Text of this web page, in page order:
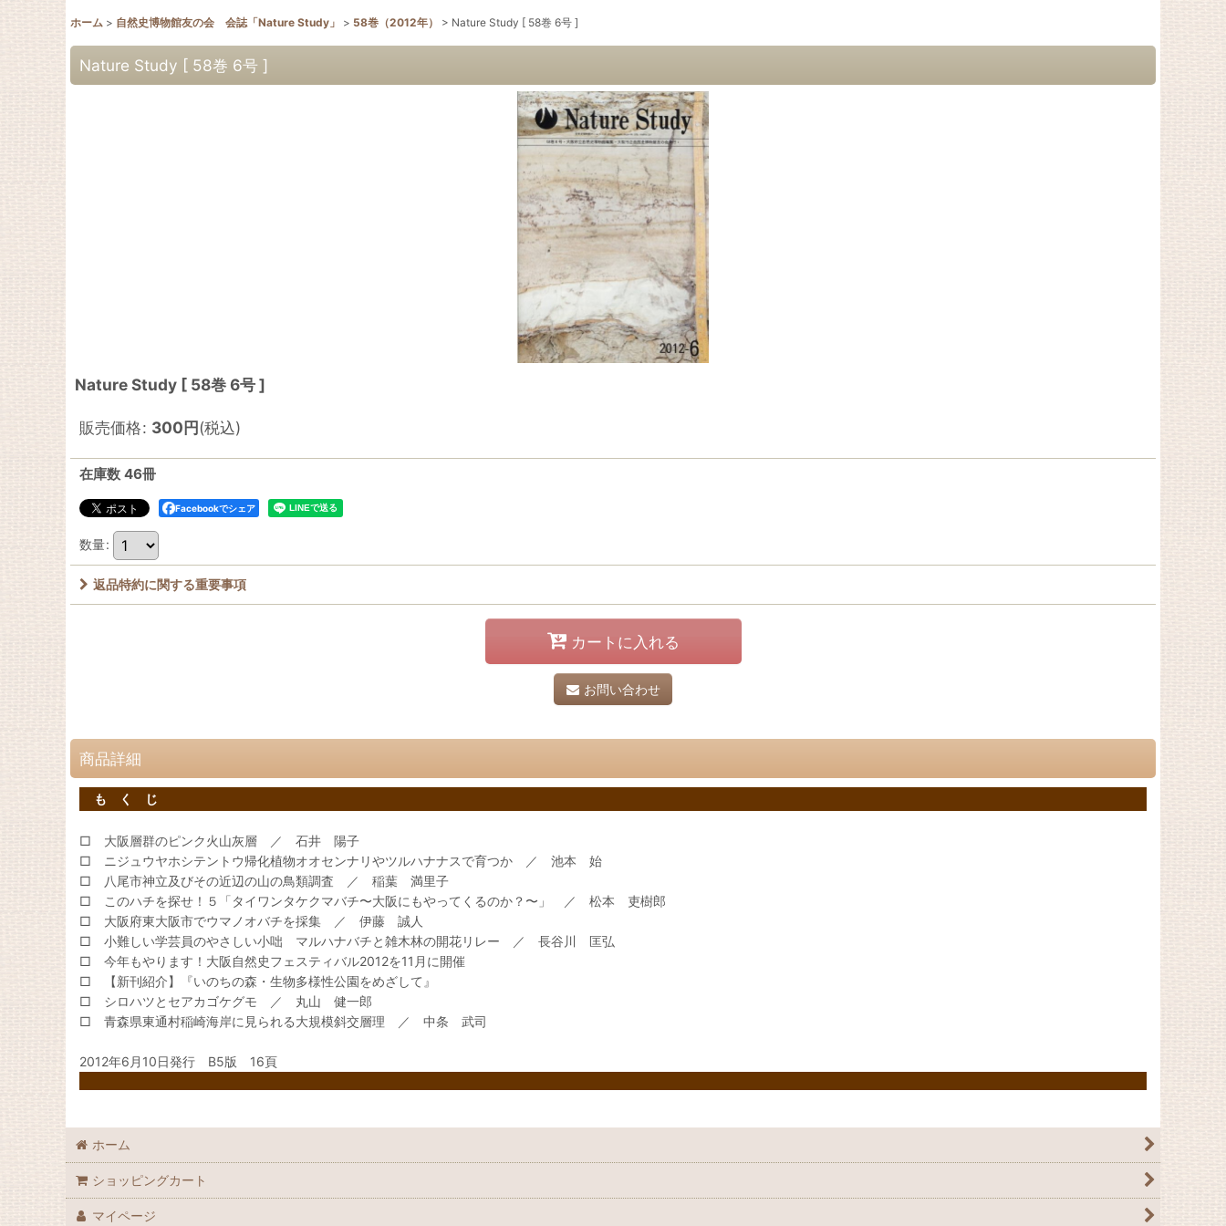
ホーム > 自然史博物館友の会 会誌「Nature Study」 > 58巻（2012年） > Nature Study [ 58巻 6号 ]
Nature Study [ 58巻 6号 ]
Nature Study [ 58巻 6号 ]
販売価格: 300円(税込)
在庫数 46冊
Facebookでシェア
数量:
返品特約に関する重要事項
カートに入れる
お問い合わせ
商品詳細
も く じ
□ 大阪層群のピンク火山灰層 ／ 石井 陽子
□ ニジュウヤホシテントウ帰化植物オオセンナリやツルハナナスで育つか ／ 池本 始
□ 八尾市神立及びその近辺の山の鳥類調査 ／ 稲葉 満里子
□ このハチを探せ！５「タイワンタケクマバチ〜大阪にもやってくるのか？〜」 ／ 松本 吏樹郎
□ 大阪府東大阪市でウマノオバチを採集 ／ 伊藤 誠人
□ 小難しい学芸員のやさしい小咄 マルハナバチと雑木林の開花リレー ／ 長谷川 匡弘
□ 今年もやります！大阪自然史フェスティバル2012を11月に開催
□ 【新刊紹介】『いのちの森・生物多様性公園をめざして』
□ シロハツとセアカゴケグモ ／ 丸山 健一郎
□ 青森県東通村稲崎海岸に見られる大規模斜交層理 ／ 中条 武司
2012年6月10日発行 B5版 16頁
ホーム
ショッピングカート
マイページ